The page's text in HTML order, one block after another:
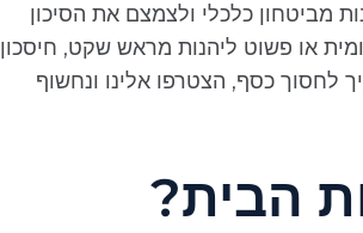
מביטחון כלכלי ולצמצם את הסיכון
או פשוט ליהנות מראש שקט, חיסכון
כסף, הצטרפו אלינו ונחשוף
הבית?